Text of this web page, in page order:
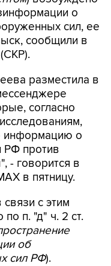
о
сил, ее
сообщили в
разместила в
согласно
информацию о
РФ против
- говорится в
в пятницу.
с этим
п. "д" ч. 2 ст.
об
сил РФ).